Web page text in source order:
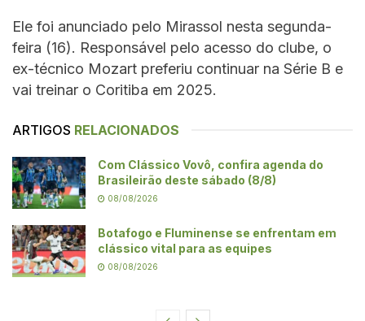
Ele foi anunciado pelo Mirassol nesta segunda-
feira (16). Responsável pelo acesso do clube, o
ex-técnico Mozart preferiu continuar na Série B e
vai treinar o Coritiba em 2025.
ARTIGOS RELACIONADOS
Com Clássico Vovô, confira agenda do
Brasileirão deste sábado (8/8)
08/08/2026
Botafogo e Fluminense se enfrentam em
clássico vital para as equipes
08/08/2026